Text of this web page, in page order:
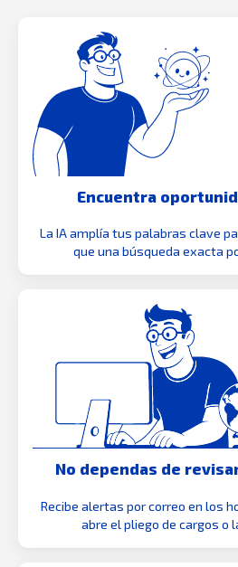
Encuentra
La IA amplía tus palabras clave
que una búsqueda exacta
No dependas de
Recibe alertas por correo en los
abre el pliego de cargos o